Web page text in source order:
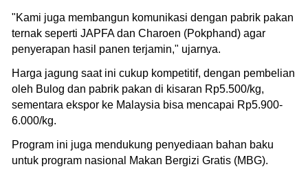
"Kami juga membangun komunikasi dengan pabrik pakan
ternak seperti JAPFA dan Charoen (Pokphand) agar
penyerapan hasil panen terjamin," ujarnya.
Harga jagung saat ini cukup kompetitif, dengan pembelian
oleh Bulog dan pabrik pakan di kisaran Rp5.500/kg,
sementara ekspor ke Malaysia bisa mencapai Rp5.900-
6.000/kg.
Program ini juga mendukung penyediaan bahan baku
untuk program nasional Makan Bergizi Gratis (MBG).